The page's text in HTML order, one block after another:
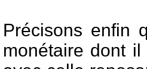
Précisons enfin
monétaire dont